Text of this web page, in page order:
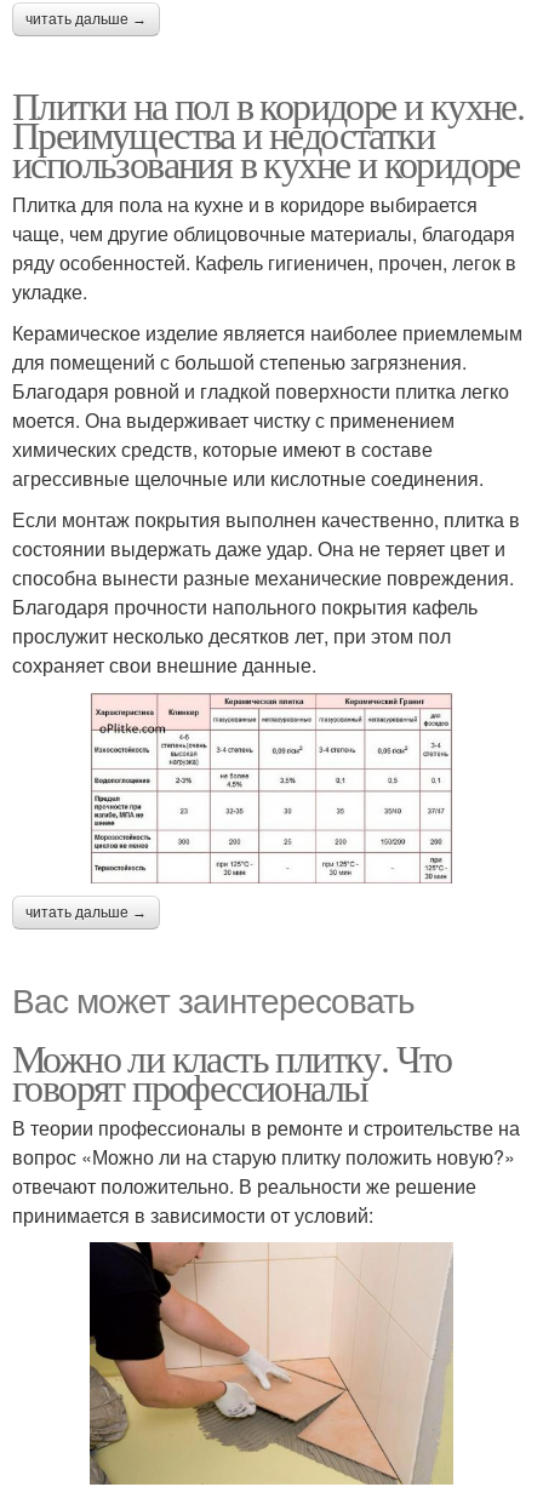
читать дальше →
Плитки на пол в коридоре и кухне.
Преимущества и недостатки
использования в кухне и коридоре
Плитка для пола на кухне и в коридоре выбирается
чаще, чем другие облицовочные материалы, благодаря
ряду особенностей. Кафель гигиеничен, прочен, легок в
укладке.
Керамическое изделие является наиболее приемлемым
для помещений с большой степенью загрязнения.
Благодаря ровной и гладкой поверхности плитка легко
моется. Она выдерживает чистку с применением
химических средств, которые имеют в составе
агрессивные щелочные или кислотные соединения.
Если монтаж покрытия выполнен качественно, плитка в
состоянии выдержать даже удар. Она не теряет цвет и
способна вынести разные механические повреждения.
Благодаря прочности напольного покрытия кафель
прослужит несколько десятков лет, при этом пол
сохраняет свои внешние данные.
читать дальше →
Вас может заинтересовать
Можно ли класть плитку. Что
говорят профессионалы
В теории профессионалы в ремонте и строительстве на
вопрос «Можно ли на старую плитку положить новую?»
отвечают положительно. В реальности же решение
принимается в зависимости от условий: